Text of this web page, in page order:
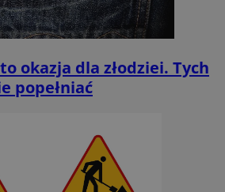
okazja dla złodziei. Tych
popełniać